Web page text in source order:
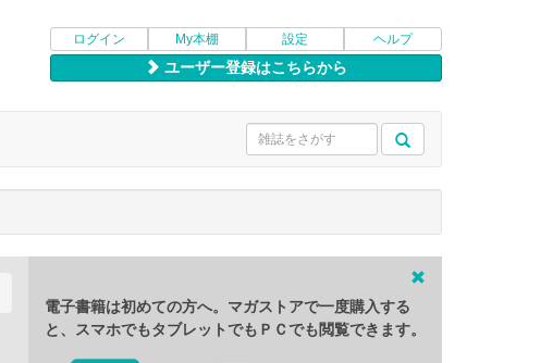
ログイン My本棚 設定 ヘルプ
ユーザー登録はこちらから
電子書籍は初めての方へ。マガストアで一度購入する
と、スマホでもタブレットでもＰＣでも閲覧できます。